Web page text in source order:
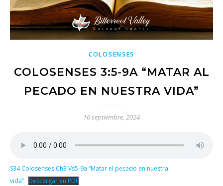
COLOSENSES
COLOSENSES 3:5-9A “MATAR AL
PECADO EN NUESTRA VIDA”
16 septiembre, 2024
S34 Colosenses Ch3 Vs5-9a “Matar el pecado en nuestra
vida” Descargar en PDF